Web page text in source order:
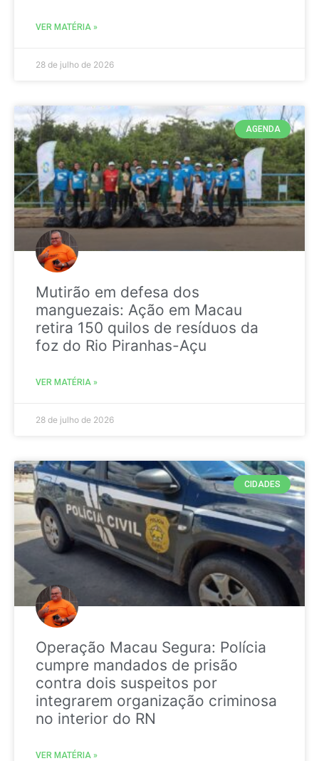
VER MATÉRIA »
28 de julho de 2026
AGENDA
Mutirão em defesa dos
manguezais: Ação em Macau
retira 150 quilos de resíduos da
foz do Rio Piranhas-Açu
VER MATÉRIA »
28 de julho de 2026
CIDADES
Operação Macau Segura: Polícia
cumpre mandados de prisão
contra dois suspeitos por
integrarem organização criminosa
no interior do RN
VER MATÉRIA »